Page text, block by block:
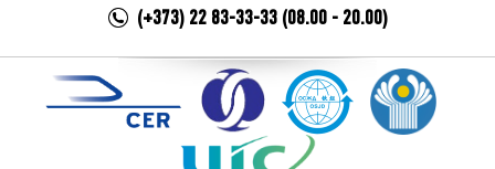
(+373) 22 83-33-33 (08.00 - 20.00)